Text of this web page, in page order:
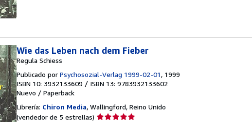
Wie das Leben nach dem Fieber
Regula Schiess
Publicado por Psychosozial-Verlag 1999-02-01, 1999
ISBN 10: 3932133609 / ISBN 13: 9783932133602
Nuevo / Paperback
Librería: Chiron Media, Wallingford, Reino Unido
(vendedor de 5 estrellas) Calificación